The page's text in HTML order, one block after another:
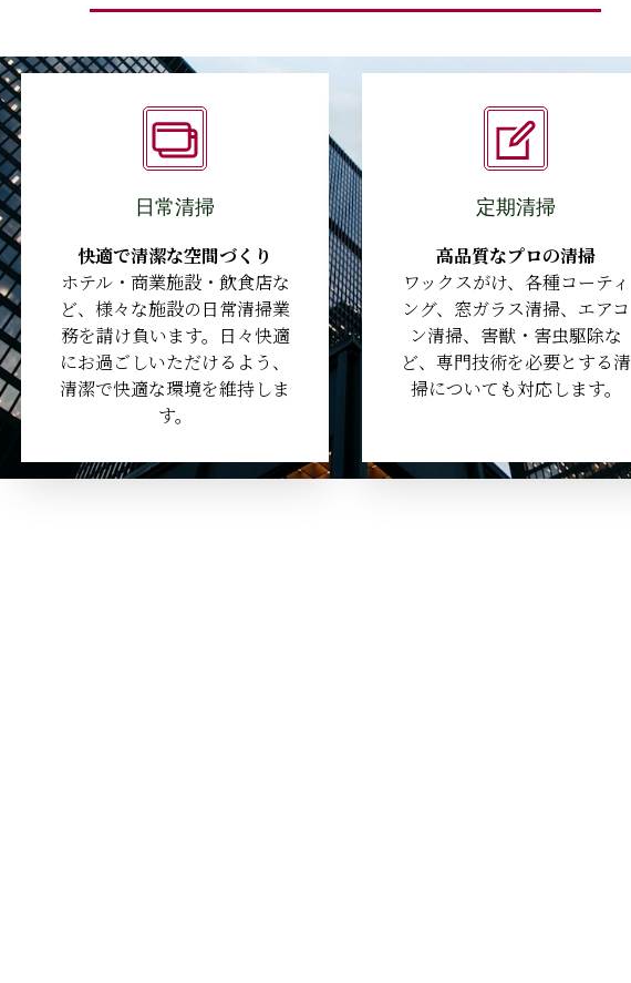
日常清掃
快適で清潔な空間づくり
ホテル・商業施設・飲食店な
ど、様々な施設の日常清掃業
務を請け負います。日々快適
にお過ごしいただけるよう、
清潔で快適な環境を維持しま
す。
定期清掃
高品質なプロの清掃
ワックスがけ、各種コーティ
ング、窓ガラス清掃、エアコ
ン清掃、害獣・害虫駆除な
ど、専門技術を必要とする清
掃についても対応します。